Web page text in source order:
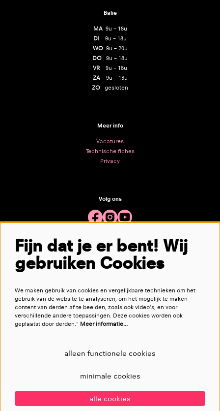
Balie
MA 9u – 18u
DI 9u – 18u
WO9u – 20u
DO 9u – 18u
VR 9u – 18u
ZA
9u – 13u
ZO gesloten
Meer info
Vacatures
Technische fiches
Privacy
Volg ons
Meld je aan voor de nieuwsbrief
Fijn dat je er bent! Wij
gebruiken Cookies
We maken gebruik van cookies en vergelijkbare technieken om het
gebruik van de website te analyseren, om het mogelijk te maken
content van derden af te beelden, zoals ook video’s, en voor
verschillende andere toepassingen. Deze cookies worden ook
geplaatst door derden." Meer informatie…
alleen functionele cookies
minimale cookies
alle cookies